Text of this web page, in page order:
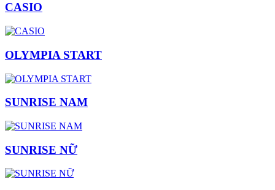
CASIO
OLYMPIA START
SUNRISE NAM
SUNRISE NỮ